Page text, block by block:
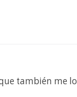
también me